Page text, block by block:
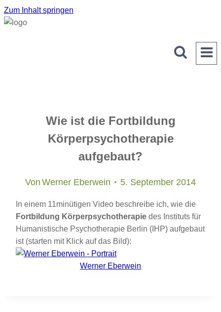
Zum Inhalt springen
Wie ist die Fortbildung
Körperpsychotherapie
aufgebaut?
Von Werner Eberwein 5. September 2014
In einem 11minütigen Video beschreibe ich, wie die
Fortbildung Körperpsychotherapie des Instituts für
Humanistische Psychotherapie Berlin (IHP) aufgebaut
ist (starten mit Klick auf das Bild):
Werner Eberwein